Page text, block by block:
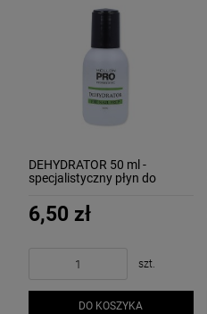
DEHYDRATOR 50 ml -
specjalistyczny płyn do
MOLLON
6,50 zł
szt.
DO KOSZYKA